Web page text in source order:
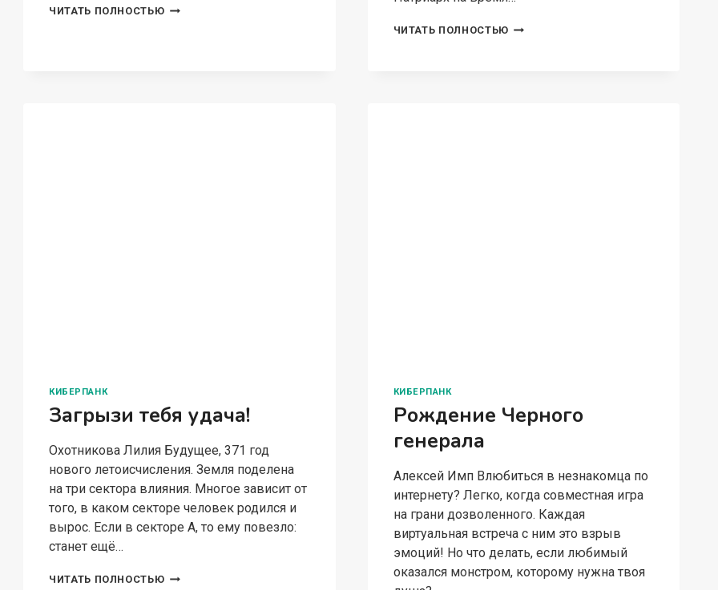
ЧИТАТЬ ПОЛНОСТЬЮ РЕЙД
ЧИТАТЬ ПОЛНОСТЬЮ БЕСКОНЕЧНЫЙ
КИБЕРПАНК
Загрызи тебя удача!
Охотникова Лилия Будущее, 371 год
нового летоисчисления. Земля поделена
на три сектора влияния. Многое зависит от
того, в каком секторе человек родился и
вырос. Если в секторе А, то ему повезло:
станет ещё…
ЧИТАТЬ ПОЛНОСТЬЮ ЗАГРЫЗИ
КИБЕРПАНК
Рождение Черного
генерала
Алексей Имп Влюбиться в незнакомца по
интернету? Легко, когда совместная игра
на грани дозволенного. Каждая
виртуальная встреча с ним это взрыв
эмоций! Но что делать, если любимый
оказался монстром, которому нужна твоя